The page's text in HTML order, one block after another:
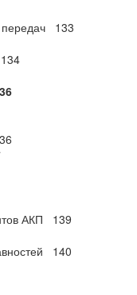
передач 133
АКП 139
140